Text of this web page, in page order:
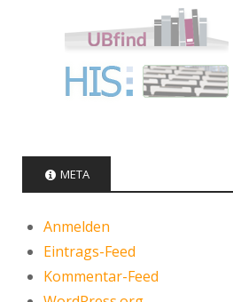
META
Anmelden
Eintrags-Feed
Kommentar-Feed